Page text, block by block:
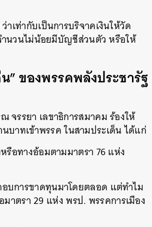
เท่ากับเป็นการบริจาคเงินให้วัด
ำนวนไม่น้อยมีบัญชีส่วนตัว หรือให้
ของพรรคพลังประชารัฐ
รรยา เลขาธิการสมาคม ร้องให้
บาทเข้าพรรค ในสามประเด็น ได้แก่
รือทางอ้อมตามมาตรา 76 แห่ง
บการขาดทุนมาโดยตลอด แต่ทำไม
าตรา 29 แห่ง พรป. พรรคการเมือง